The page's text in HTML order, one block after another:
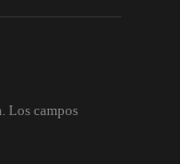
Los campos